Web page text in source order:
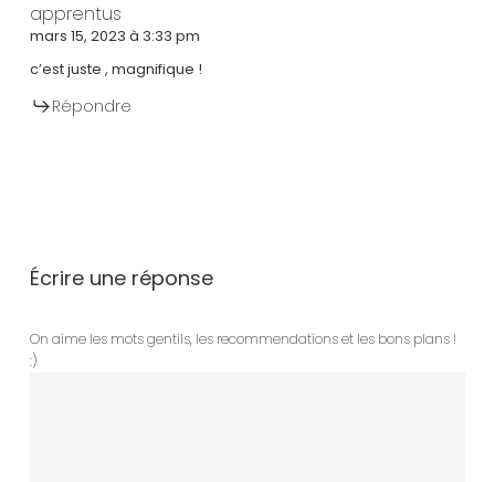
apprentus
mars 15, 2023 à 3:33 pm
c’est juste , magnifique !
Répondre
Écrire une réponse
On aime les mots gentils, les recommendations et les bons plans !
:)